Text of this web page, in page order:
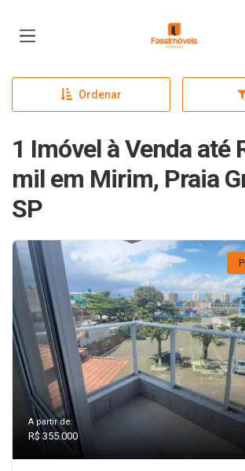
Página inicial
Ordenar
1 Imóvel à Venda até
mil em Mirim, Praia
SP
A partir de:
R$ 355.000